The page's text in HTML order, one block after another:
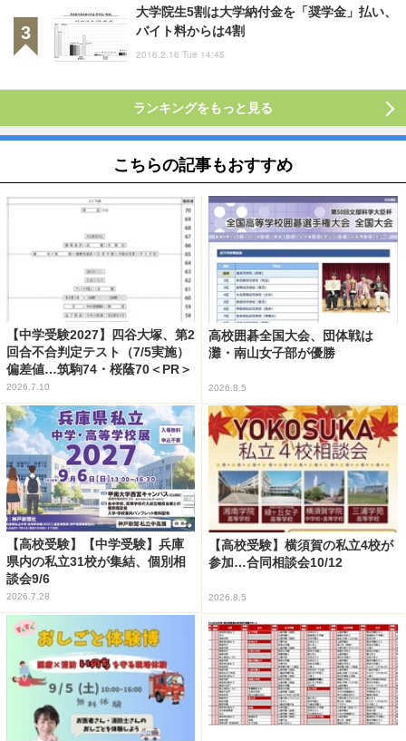
大学院生5割は大学納付金を「奨学金」払い、
バイト料からは4割
2016.2.16 Tue 14:45
ランキングをもっと見る
こちらの記事もおすすめ
【中学受験2027】四谷大塚、第2
回合不合判定テスト（7/5実施）
偏差値…筑駒74・桜蔭70＜PR＞
2026.7.10
高校囲碁全国大会、団体戦は
灘・南山女子部が優勝
2026.8.5
【高校受験】【中学受験】兵庫
県内の私立31校が集結、個別相
談会9/6
2026.7.28
【高校受験】横須賀の私立4校が
参加…合同相談会10/12
2026.8.5